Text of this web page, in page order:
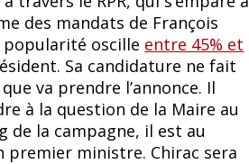
des mandats de François
oscille entre 45% et
Sa candidature ne fait
va prendre l’annonce. Il
à la question de la Maire au
de la campagne, il est au
premier ministre. Chirac sera